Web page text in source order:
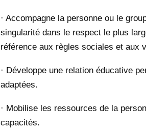
· Accompagne la personne ou le
singularité dans le respect le plus
référence aux règles sociales et aux
· Développe une relation éducative
adaptées.
· Mobilise les ressources de la
capacités.